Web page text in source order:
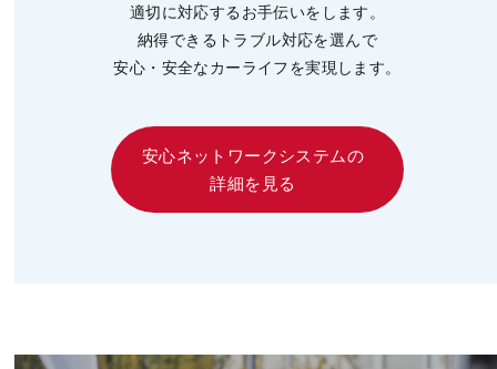
適切に対応するお手伝いをします。
納得できるトラブル対応を選んで
安心・安全なカーライフを実現します。
安心ネットワークシステムの
詳細を見る